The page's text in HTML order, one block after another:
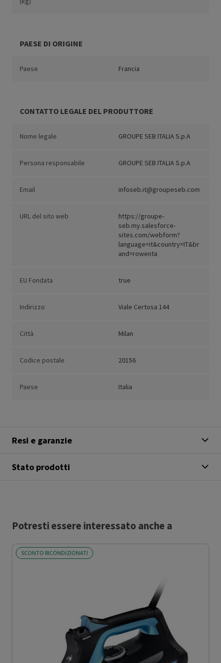
PAESE DI ORIGINE
Paese Francia
CONTATTO LEGALE DEL PRODUTTORE
Nome legale GROUPE SEB ITALIA S.p.A
Persona responsabile GROUPE SEB ITALIA S.p.A
Email infoseb.it@groupeseb.com
URL del sito web
https://groupe-
seb.my.salesforce-
sites.com/webform?
language=it&country=IT&br
and=rowenta
EU Fondata true
Indirizzo Viale Certosa 144
Città Milan
Codice postale 20156
Paese Italia
Resi e garanzie
Stato prodotti
Potresti essere interessato anche a
SCONTO RICONDIZIONATI